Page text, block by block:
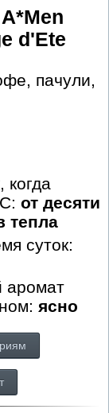
d'Ete
пачули,
когда
от десяти
тепла
суток:
аромат
ясно